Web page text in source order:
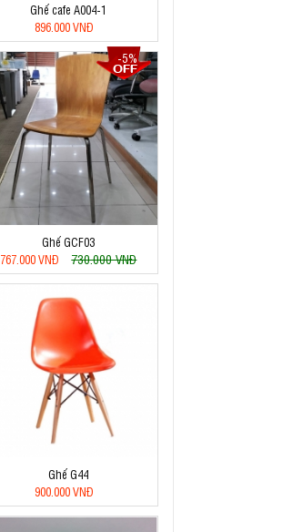
Ghế cafe A004-1
896.000 VNĐ
-5%
Ghế GCF03
767.000 VNĐ
730.000 VNĐ
Ghế G44
900.000 VNĐ